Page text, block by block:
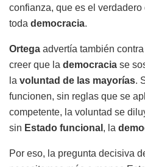
confianza, que es el verdadero
toda democracia.
Ortega advertía también
creer que la democracia se
la voluntad de las mayorías.
funcionen, sin reglas que se
competente, la voluntad se
sin Estado funcional , la
Por eso, la pregunta decisiva